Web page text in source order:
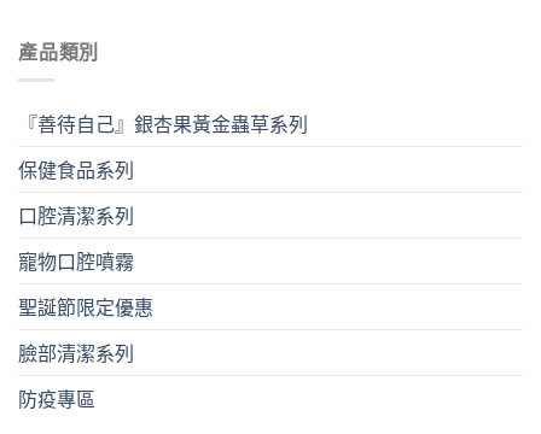
產品類別
『善待自己』銀杏果黃金蟲草系列
保健食品系列
口腔清潔系列
寵物口腔噴霧
聖誕節限定優惠
臉部清潔系列
防疫專區